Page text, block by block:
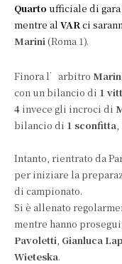
Quarto ufficiale di gara
mentre al VAR ci
Marini (Roma 1).
Finora l’arbitro
con un bilancio di 1
4 invece gli incroci di
bilancio di 1 sconfitta
Intanto, rientrato da
per iniziare la
di campionato.
Si è allenato
mentre hanno
Pavoletti Gianluca
Wieteska.